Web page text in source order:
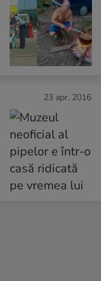
23 apr. 2016